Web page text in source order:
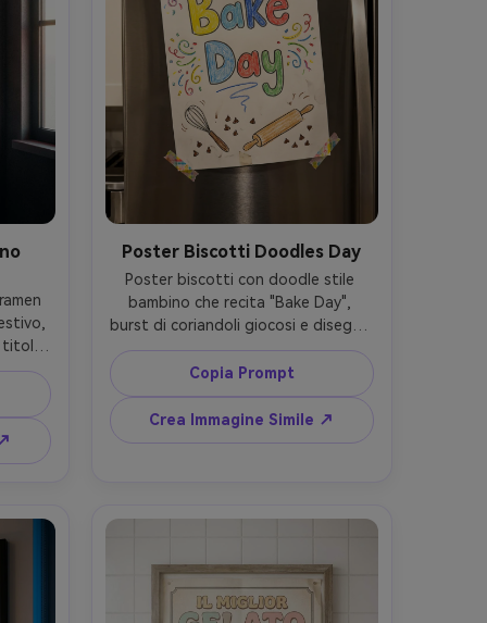
titolo,
buia,
Poster Biscotti Doodles Day
Poster biscotti con doodle stile
bambino che recita "Bake Day",
burst di coriandoli giocosi e disegno
a mano di frusta, matterello e gocce
di cioccolato, palette vivace ma
equilibrata, carta opaca,
fotografato applicato con nastro
sulla porta del frigo, luce soffusa
Copia Prompt
Crea Immagine Simile ↗